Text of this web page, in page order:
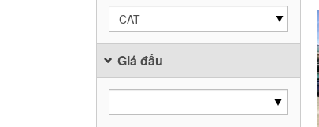
CAT
Giá đấu